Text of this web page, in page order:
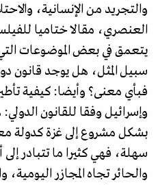
والتجريد من الإنسانية،
العنصري، مقالا ختاميا
يتعمق في بعض الموضوعات
سبيل المثل، هل يوجد قانون
فبأي معنى؟ وأيضا: كيفية
وإسرائيل وفقا للقانون
بشكل مشروع إلى غزة كدولة
سهلة، فهي كثيرا ما تتبادر
والحائر تجاه المجازر